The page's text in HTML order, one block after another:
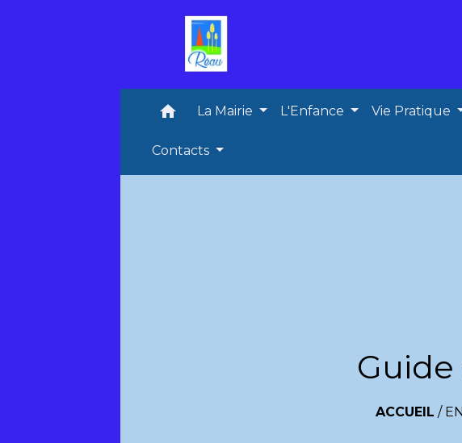
home La Mairie L'Enfance Vie Pratique
Contacts
ACCUEIL /